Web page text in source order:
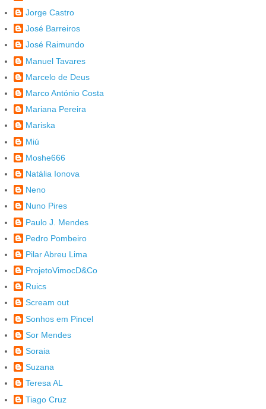
Jorge Castro
José Barreiros
José Raimundo
Manuel Tavares
Marcelo de Deus
Marco António Costa
Mariana Pereira
Mariska
Miú
Moshe666
Natália Ionova
Neno
Nuno Pires
Paulo J. Mendes
Pedro Pombeiro
Pilar Abreu Lima
ProjetoVimocD&Co
Ruics
Scream out
Sonhos em Pincel
Sor Mendes
Soraia
Suzana
Teresa AL
Tiago Cruz